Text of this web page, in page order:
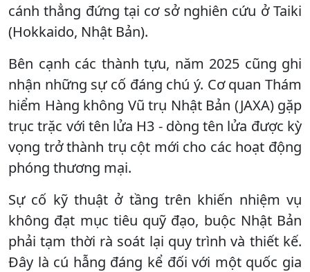
cánh thẳng đứng tại cơ sở nghiên cứu ở Taiki
(Hokkaido, Nhật Bản).
Bên cạnh các thành tựu, năm 2025 cũng ghi
nhận những sự cố đáng chú ý. Cơ quan Thám
hiểm Hàng không Vũ trụ Nhật Bản (JAXA) gặp
trục trặc với tên lửa H3 - dòng tên lửa được kỳ
vọng trở thành trụ cột mới cho các hoạt động
phóng thương mại.
Sự cố kỹ thuật ở tầng trên khiến nhiệm vụ
không đạt mục tiêu quỹ đạo, buộc Nhật Bản
phải tạm thời rà soát lại quy trình và thiết kế.
Đây là cú hẫng đáng kể đối với một quốc gia